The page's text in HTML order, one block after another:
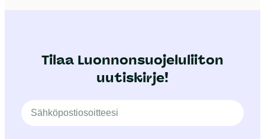
Tilaa Luonnonsuojeluliiton
uutiskirje!